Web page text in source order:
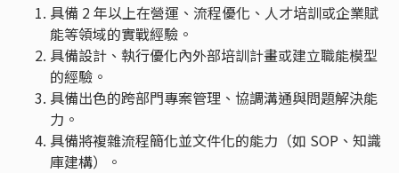
具備 2 年以上在營運、流程優化、人才培訓或企業賦
能等領域的實戰經驗。
具備設計、執行優化內外部培訓計畫或建立職能模型
的經驗。
具備出色的跨部門專案管理、協調溝通與問題解決能
力。
具備將複雜流程簡化並文件化的能力（如 SOP、知識
庫建構）。